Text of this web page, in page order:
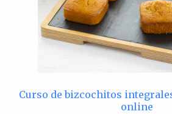
Curso de bizcochitos
online